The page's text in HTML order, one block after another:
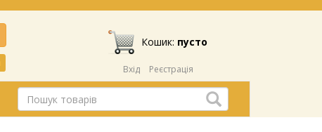
Кошик: пусто
Вхід Реєстрація